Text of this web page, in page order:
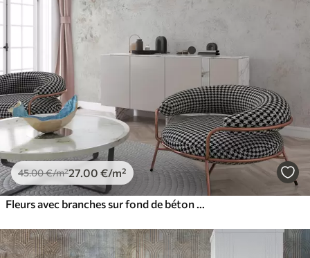
45.00€/m²27 .00 €/m²